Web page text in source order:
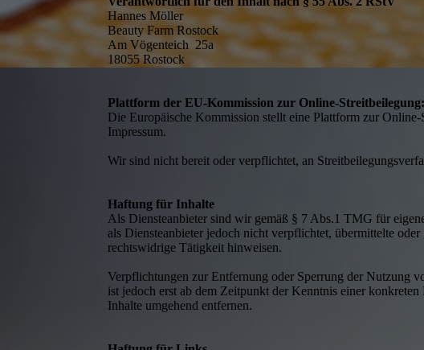
Hannes Möller
Beauty Farm Rostock
Am Vögenteich 25a
18055 Rostock
Plattform der EU-Kommission zur Online-Streitbeilegung:
Die Europäische Kommission stellt eine Plattform zur
Impressum.
Wir sind nicht bereit oder verpflichtet, an
Haftung für Inhalte
Als Diensteanbieter sind wir gemäß § 7 Abs.1 TMG für
als Diensteanbieter jedoch nicht verpflichtet, übermittelte
rechtswidrige Tätigkeit hinweisen.
Verpflichtungen zur Entfernung oder Sperrung der Nutzung
ist jedoch erst ab dem Zeitpunkt der Kenntnis einer
Inhalte umgehend entfernen.